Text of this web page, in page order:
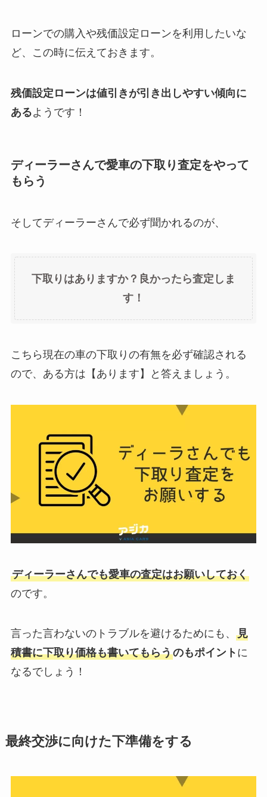
ローンでの購入や残価設定ローンを利用したいな
ど、この時に伝えておきます。
残価設定ローンは値引きが引き出しやすい傾向に
あるようです！
ディーラーさんで愛車の下取り査定をやって
もらう
そしてディーラーさんで必ず聞かれるのが、
下取りはありますか？良かったら査定しま
す！
こちら現在の車の下取りの有無を必ず確認される
ので、ある方は【あります】と答えましょう。
ディーラーさんでも愛車の査定はお願いしておく
のです。
言った言わないのトラブルを避けるためにも、 見
積書に下取り価格も書いてもらうのもポイント に
なるでしょう！
最終交渉に向けた下準備をする